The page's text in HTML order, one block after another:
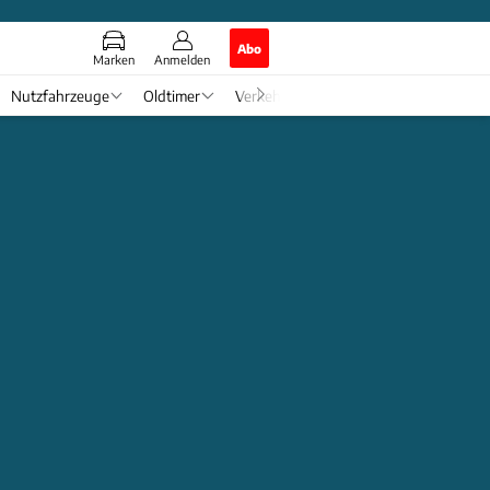
Marken Anmelden
Abo
Nutzfahrzeuge Oldtimer Verkehr